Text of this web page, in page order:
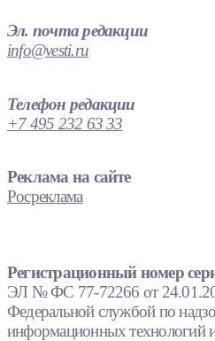
Эл. почта редакции
info@vesti.ru
Телефон редакции
+7 495 232 63 33
Реклама на сайте
Росреклама
Регистрационный номер
ЭЛ № ФС 77-72266 от
Федеральной службой по
информационных технологий